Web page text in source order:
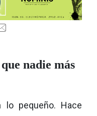
nadie más
pequeño. Hace